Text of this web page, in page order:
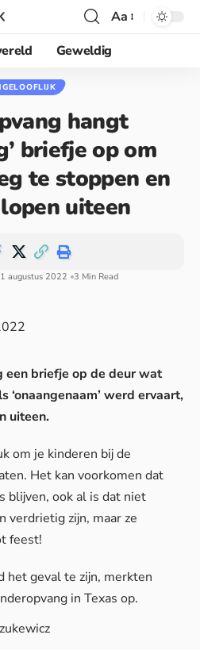
Aa
Geweldig
hangt
briefje op om
te stoppen en
uiteen
augustus 2022 3 Min Read
een briefje op de deur wat
‘onaangenaam’ werd ervaart,
uiteen.
om je kinderen bij de
Het kan voorkomen dat
blijven, ook al is dat niet
verdrietig zijn, maar ze
feest!
geval te zijn, merkten
in Texas op.